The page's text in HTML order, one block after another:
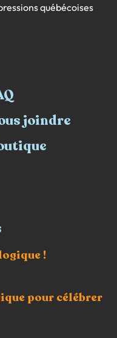
québécoises
joindre
!
pour célébrer